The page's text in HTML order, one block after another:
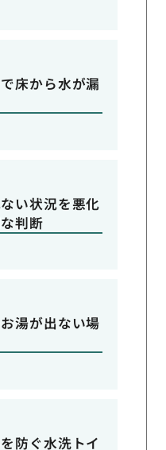
床から水が漏
い状況を悪化
判断
湯が出ない場
防ぐ水洗トイ